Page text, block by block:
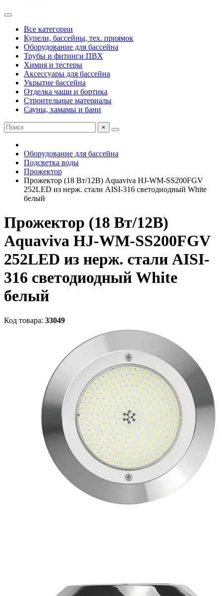
Все категории
Купели, бассейны, тех. приямок
Оборудование для бассейна
Трубы и фитинги ПВХ
Химия и тестеры
Аксессуары для бассейна
Укрытие бассейна
Отделка чаши и бортика
Строительные материалы
Сауны, хамамы и бани
×
Оборудование для бассейна
Подсветка воды
Прожектор
Прожектор (18 Вт/12В) Aquaviva HJ-WM-SS200FGV
252LED из нерж. стали AISI-316 светодиодный White
белый
Прожектор (18 Вт/12В)
Aquaviva HJ-WM-SS200FGV
252LED из нерж. стали AISI-
316 светодиодный White
белый
Код товара: 33049